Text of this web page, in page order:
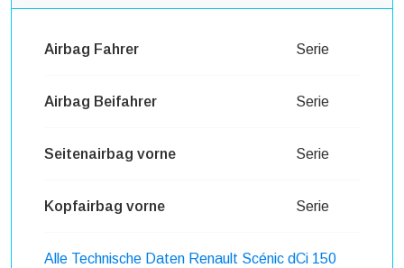
Airbag Fahrer Serie
Airbag Beifahrer Serie
Seitenairbag vorne Serie
Kopfairbag vorne Serie
Alle Technische Daten Renault Scénic dCi 150